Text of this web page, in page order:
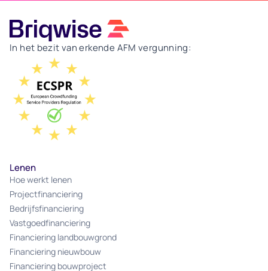
In het bezit van erkende AFM vergunning:
Lenen
Hoe werkt lenen
Projectfinanciering
Bedrijfsfinanciering
Vastgoedfinanciering
Financiering landbouwgrond
Financiering nieuwbouw
Financiering bouwproject